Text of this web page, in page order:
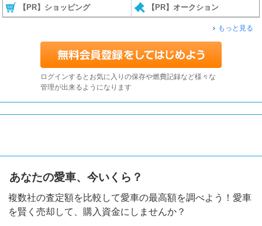
【PR】ショッピング 【PR】オークション
もっと見る
ログインするとお気に入りの保存や燃費記録など様々な
管理が出来るようになります
あなたの愛車、今いくら？
複数社の査定額を比較して愛車の最高額を調べよう！愛車
を賢く売却して、購入資金にしませんか？